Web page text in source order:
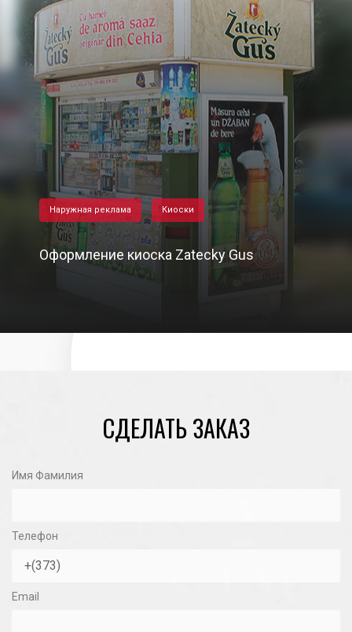
Наружная реклама Киоски
Оформление киоска Zatecky Gus
СДЕЛАТЬ ЗАКАЗ
Имя Фамилия
Телефон
Email